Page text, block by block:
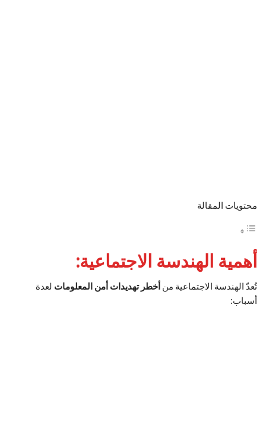
محتويات المقالة
أهمية الهندسة الاجتماعية:
تُعدّ الهندسة الاجتماعية من أخطر تهديدات أمن المعلومات لعدة
أسباب: